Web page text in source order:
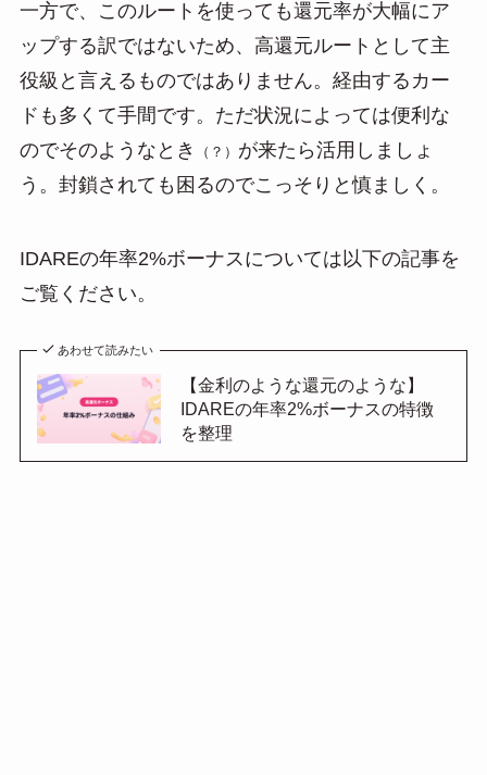
一方で、このルートを使っても還元率が大幅にア
ップする訳ではないため、高還元ルートとして主
役級と言えるものではありません。経由するカー
ドも多くて手間です。ただ状況によっては便利な
のでそのようなとき
（？） が来たら活用しましょ
う。封鎖されても困るのでこっそりと慎ましく。
IDAREの年率2%ボーナスについては以下の記事を
ご覧ください。
あわせて読みたい
【金利のような還元のような】
IDAREの年率2%ボーナスの特徴
を整理